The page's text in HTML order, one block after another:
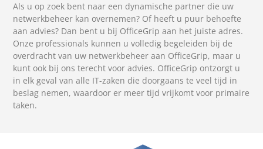
Als u op zoek bent naar een dynamische partner die uw
netwerkbeheer kan overnemen? Of heeft u puur behoefte
aan advies? Dan bent u bij OfficeGrip aan het juiste adres.
Onze professionals kunnen u volledig begeleiden bij de
overdracht van uw netwerkbeheer aan OfficeGrip, maar u
kunt ook bij ons terecht voor advies. OfficeGrip ontzorgt u
in elk geval van alle IT-zaken die doorgaans te veel tijd in
beslag nemen, waardoor er meer tijd vrijkomt voor primaire
taken.